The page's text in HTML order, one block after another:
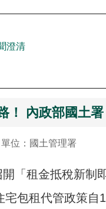
澄清
！ 內政部國土
單位：國土管理署
「租金抵稅新制
宅包租代管政策